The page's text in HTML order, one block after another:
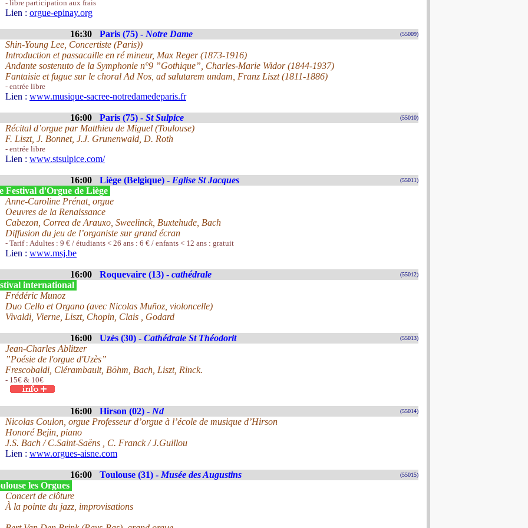
- libre participation aux frais
Lien : orgue-epinay.org
16:30 Paris (75) - Notre Dame (55009)
Shin-Young Lee, Concertiste (Paris))
Introduction et passacaille en ré mineur, Max Reger (1873-1916)
Andante sostenuto de la Symphonie n°9 ”Gothique”, Charles-Marie Widor (1844-1937)
Fantaisie et fugue sur le choral Ad Nos, ad salutarem undam, Franz Liszt (1811-1886)
- entrée libre
Lien : www.musique-sacree-notredamedeparis.fr
16:00 Paris (75) - St Sulpice (55010)
Récital d’orgue par Matthieu de Miguel (Toulouse)
F. Liszt, J. Bonnet, J.J. Grunenwald, D. Roth
- entrée libre
Lien : www.stsulpice.com/
16:00 Liège (Belgique) - Eglise St Jacques (55011)
Festival d'Orgue de Liège
Anne-Caroline Prénat, orgue
Oeuvres de la Renaissance
Cabezon, Correa de Arauxo, Sweelinck, Buxtehude, Bach
Diffusion du jeu de l’organiste sur grand écran
- Tarif : Adultes : 9 € / étudiants < 26 ans : 6 € / enfants < 12 ans : gratuit
Lien : www.msj.be
16:00 Roquevaire (13) - cathédrale (55012)
international
Frédéric Munoz
Duo Cello et Organo (avec Nicolas Muñoz, violoncelle)
Vivaldi, Vierne, Liszt, Chopin, Clais , Godard
16:00 Uzès (30) - Cathédrale St Théodorit (55013)
Jean-Charles Ablitzer
”Poésie de l'orgue d'Uzès”
Frescobaldi, Clérambault, Böhm, Bach, Liszt, Rinck.
- 15€ & 10€
16:00 Hirson (02) - Nd (55014)
Nicolas Coulon, orgue Professeur d’orgue à l’école de musique d’Hirson
Honoré Bejin, piano
J.S. Bach / C.Saint-Saëns , C. Franck / J.Guillou
Lien : www.orgues-aisne.com
16:00 Toulouse (31) - Musée des Augustins (55015)
les Orgues
Concert de clôture
À la pointe du jazz, improvisations